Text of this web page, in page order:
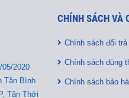
05/2020
Tân Bình
Tân Thới
CHÍNH SÁCH VÀ
Chính sách đổi trả
Chính sách dùng
Chính sách bảo